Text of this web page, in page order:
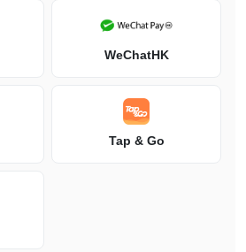
有壊包換或退款，如需使用保養服務,請
WeChatHK
Tap & Go